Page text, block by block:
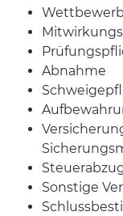
Abnahme
Sonstige